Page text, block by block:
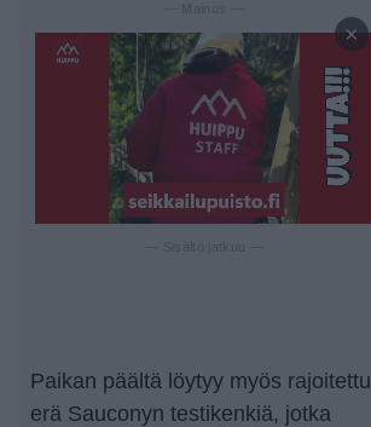
— Mainos —
×
Paikan päältä löytyy myös rajoitettu
erä Sauconyn testikenkiä, jotka